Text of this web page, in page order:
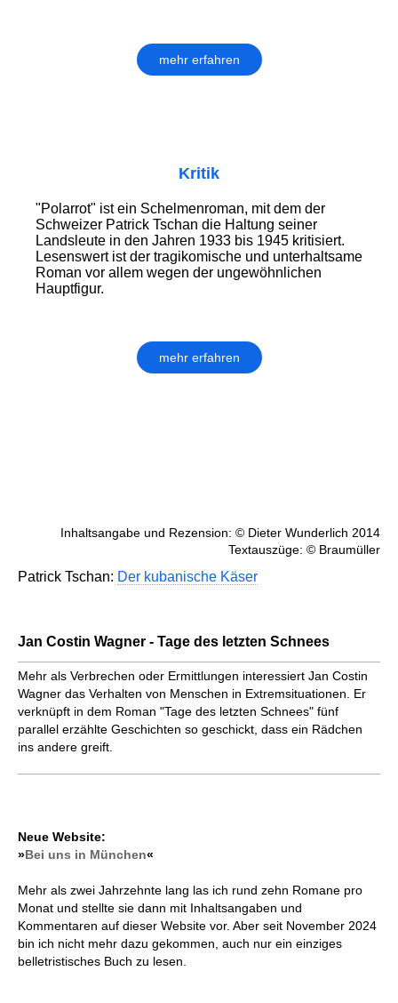
mehr erfahren
Kritik
"Polarrot" ist ein Schelmenroman, mit dem der
Schweizer Patrick Tschan die Haltung seiner
Landsleute in den Jahren 1933 bis 1945 kritisiert.
Lesenswert ist der tragikomische und unterhaltsame
Roman vor allem wegen der ungewöhnlichen
Hauptfigur.
mehr erfahren
Inhaltsangabe und Rezension: © Dieter Wunderlich 2014
Textauszüge: © Braumüller
Patrick Tschan: Der kubanische Käser
Jan Costin Wagner - Tage des letzten Schnees
Mehr als Verbrechen oder Ermitt­lun­gen interessiert Jan Costin
Wagner das Verhalten von Menschen in Extrem­situationen. Er
verknüpft in dem Roman "Tage des letzten Schnees" fünf
parallel erzählte Geschichten so geschickt, dass ein Rädchen
ins andere greift.
Neue Website:
»Bei uns in München«
Mehr als zwei Jahrzehnte lang las ich rund zehn Romane pro
Monat und stellte sie dann mit Inhaltsangaben und
Kommentaren auf dieser Website vor. Aber seit November 2024
bin ich nicht mehr dazu gekommen, auch nur ein einziges
belletristisches Buch zu lesen.